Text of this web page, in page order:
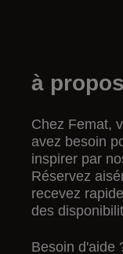
à
Chez Femat,
avez besoin
inspirer par
Réservez
recevez
des
Besoin d'aide